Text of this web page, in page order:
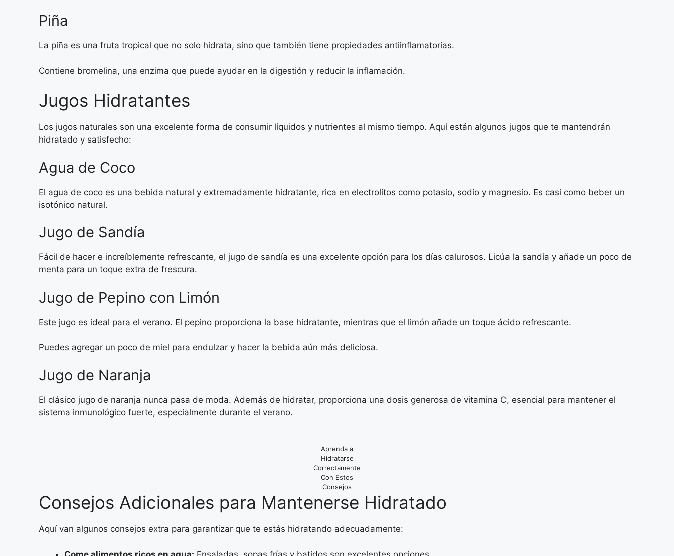
Piña
La piña es una fruta tropical que no solo hidrata, sino que también tiene propiedades antiinflamatorias.
Contiene bromelina, una enzima que puede ayudar en la digestión y reducir la inflamación.
Jugos Hidratantes
Los jugos naturales son una excelente forma de consumir líquidos y nutrientes al mismo tiempo. Aquí están algunos jugos que te mantendrán
hidratado y satisfecho:
Agua de Coco
El agua de coco es una bebida natural y extremadamente hidratante, rica en electrolitos como potasio, sodio y magnesio. Es casi como beber un
isotónico natural.
Jugo de Sandía
Fácil de hacer e increíblemente refrescante, el jugo de sandía es una excelente opción para los días calurosos. Licúa la sandía y añade un poco de
menta para un toque extra de frescura.
Jugo de Pepino con Limón
Este jugo es ideal para el verano. El pepino proporciona la base hidratante, mientras que el limón añade un toque ácido refrescante.
Puedes agregar un poco de miel para endulzar y hacer la bebida aún más deliciosa.
Jugo de Naranja
El clásico jugo de naranja nunca pasa de moda. Además de hidratar, proporciona una dosis generosa de vitamina C, esencial para mantener el
sistema inmunológico fuerte, especialmente durante el verano.
Aprenda a
Hidratarse
Correctamente
Con Estos
Consejos
Consejos Adicionales para Mantenerse Hidratado
Aquí van algunos consejos extra para garantizar que te estás hidratando adecuadamente: